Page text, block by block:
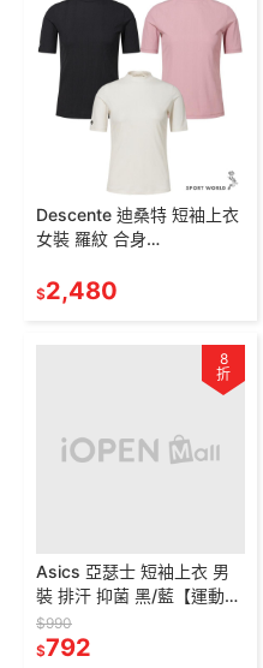
Descente 迪桑特 短袖上衣
女裝 羅紋 合身
BLK0/DPNK/IVY0
$2,480
8
折
Asics 亞瑟士 短袖上衣 男
裝 排汗 抑菌 黑/藍【運動世
界】2031F567-
001/2031F567-401
$990
$792